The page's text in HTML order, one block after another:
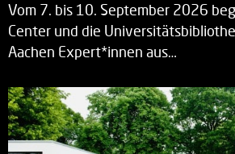
Vom 7. bis 10. September 2026
Center und die
Aachen Expert*innen aus…